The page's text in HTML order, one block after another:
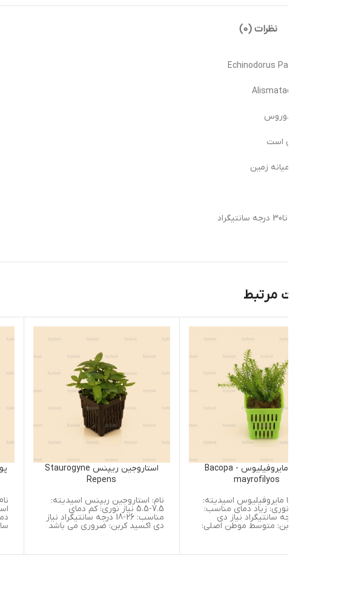
باکوپا مایروفیلیوس Bacopa -
مایروفیلیوس اسیدیته:
نوری: زیاد دمای مناسب:
درجه سانتیگراد نیاز دی
متوسط موطن اصلی:
استاروجین ریپنس Staurogyne
نام: استاروجین ربپنس اسیدیته:
7.5-5.5 نیاز نوری: کم دمای
مناسب: 26-18 درجه سانتیگراد نیاز
دی اکسید کربن: ضروری می باشد
نام: پولیگونوم سائو
سانتیگراد نیاز دی